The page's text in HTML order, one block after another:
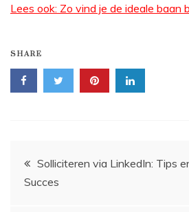
Lees ook: Zo vind je de ideale baan
SHARE
Bericht
navigatie
Solliciteren via LinkedIn: Tips
Succes